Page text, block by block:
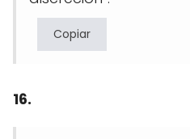
Copiar
16.